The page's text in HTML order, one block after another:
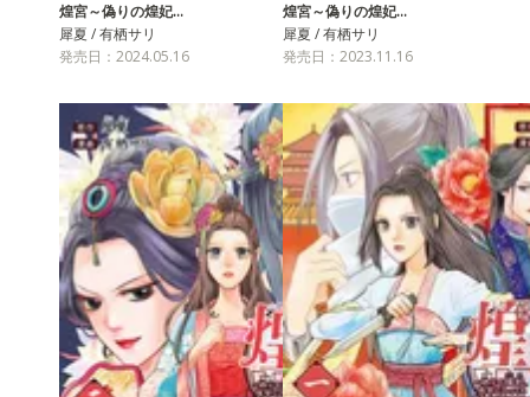
煌宮～偽りの煌妃…
犀夏 / 有栖サリ
発売日：2024.05.16
煌宮～偽りの煌妃…
犀夏 / 有栖サリ
発売日：2023.11.16